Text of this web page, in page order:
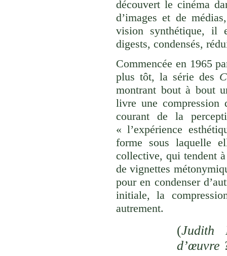
découvert le cinéma
d’images et de
vision synthétique, il
digests, condensés,
Commencée en 1965
plus tôt, la série des
montrant bout à bout
livre une compression
courant de la
« l’expérience
forme sous laquelle
collective, qui tendent
de vignettes
pour en condenser
initiale, la
autrement.
(Judith
d’œuvre